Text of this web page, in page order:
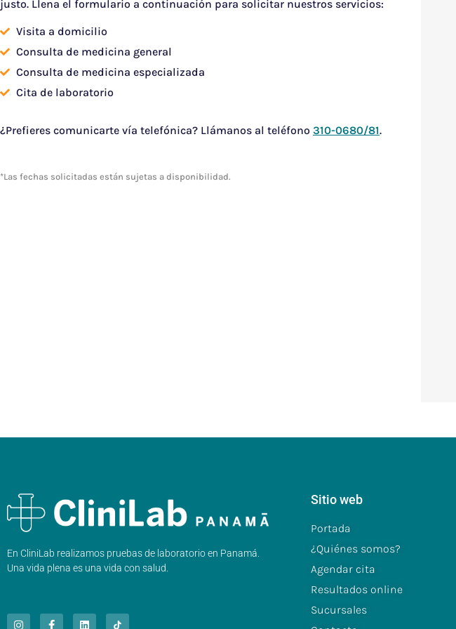
justo. Llena el formulario a continuación para solicitar nuestros servicios:
Visita a domicilio
Consulta de medicina general
Consulta de medicina especializada
Cita de laboratorio
¿Prefieres comunicarte vía telefónica? Llámanos al teléfono 310-0680/81.
*Las fechas solicitadas están sujetas a disponibilidad.
En CliniLab realizamos pruebas de laboratorio en Panamá.
Una vida plena es una vida con salud.
Sitio web
Portada
¿Quiénes somos?
Agendar cita
Resultados online
Sucursales